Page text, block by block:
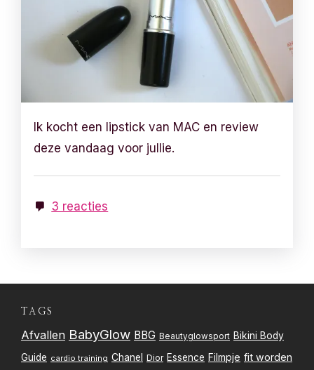
Ik kocht een lipstick van MAC en review
deze vandaag voor jullie.
3 reacties
TAGS
Afvallen BabyGlow BBG Beautyglowsport Bikini Body
Guide cardio training Chanel Dior Essence Filmpje fit worden